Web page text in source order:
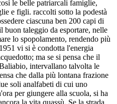
le belle patriarcali famiglie,
e figli. raccolti sotto la podestà
ciascuna ben 200 capi di
buon taleggio da esportare, nelle
lo spopolamento, rendendo più
vi si è condotta l'energia
ma se si pensa che il
intervallano talvolta le
che dalla più lontana frazione
soli analfabeti di cui uno
per giungere alla scuola, si ha